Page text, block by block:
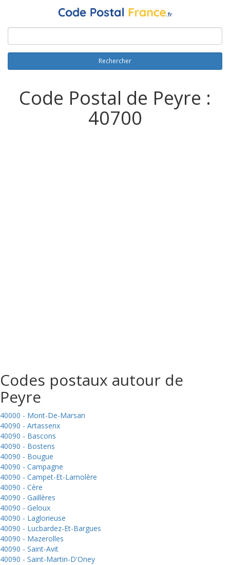
Rechercher
Code Postal de Peyre :
40700
Codes postaux autour de
Peyre
40000 - Mont-De-Marsan
40090 - Artassenx
40090 - Bascons
40090 - Bostens
40090 - Bougue
40090 - Campagne
40090 - Campet-Et-Lamolère
40090 - Cère
40090 - Gaillères
40090 - Geloux
40090 - Laglorieuse
40090 - Lucbardez-Et-Bargues
40090 - Mazerolles
40090 - Saint-Avit
40090 - Saint-Martin-D'Oney